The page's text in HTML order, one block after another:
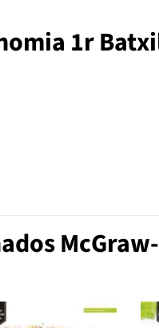
1r